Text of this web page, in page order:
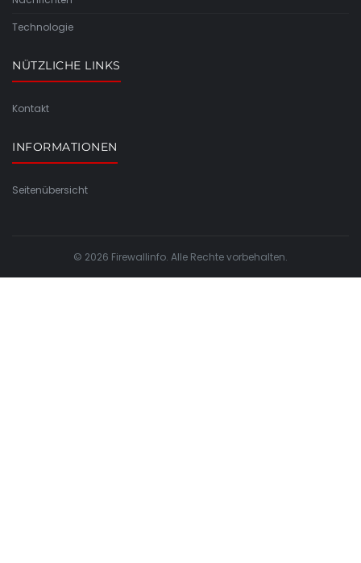
Technologie
NÜTZLICHE LINKS
Kontakt
INFORMATIONEN
Seitenübersicht
© 2026 Firewallinfo. Alle Rechte vorbehalten.